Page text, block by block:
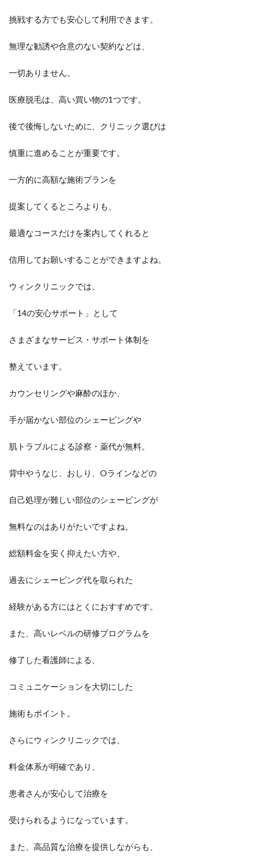
挑戦する方でも安心して利用できます。
無理な勧誘や合意のない契約などは、
一切ありません。
医療脱毛は、高い買い物の1つです。
後で後悔しないために、クリニック選びは
慎重に進めることが重要です。
一方的に高額な施術プランを
提案してくるところよりも、
最適なコースだけを案内してくれると
信用してお願いすることができますよね。
ウィンクリニックでは、
「14の安心サポート」として
さまざまなサービス・サポート体制を
整えています。
カウンセリングや麻酔のほか、
手が届かない部位のシェービングや
肌トラブルによる診察・薬代が無料。
背中やうなじ、おしり、Oラインなどの
自己処理が難しい部位のシェービングが
無料なのはありがたいですよね。
総額料金を安く抑えたい方や、
過去にシェービング代を取られた
経験がある方にはとくにおすすめです。
また、高いレベルの研修プログラムを
修了した看護師による、
コミュニケーションを大切にした
施術もポイント。
さらにウィンクリニックでは、
料金体系が明確であり、
患者さんが安心して治療を
受けられるようになっています。
また、高品質な治療を提供しながらも、